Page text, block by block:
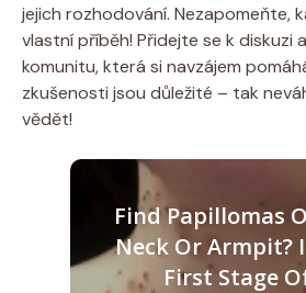
jejich rozhodování. Nezapomeňte,
vlastní příběh! Přidejte se k diskuzi
komunitu, která si navzájem
zkušenosti jsou důležité – tak
vědět!
Find Papillomas
Neck Or Armpit?
First Stage